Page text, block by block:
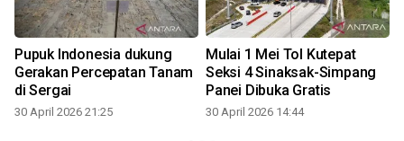
Pupuk Indonesia dukung
Gerakan Percepatan Tanam
di Sergai
30 April 2026 21:25
Mulai 1 Mei Tol Kutepat
Seksi 4 Sinaksak-Simpang
Panei Dibuka Gratis
30 April 2026 14:44